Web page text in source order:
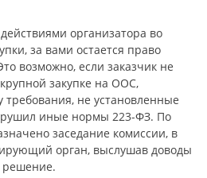
организатора во
за вами остается право
возможно, если заказчик не
закупке на ООС,
требования, не установленные
иные нормы 223-ФЗ. По
заседание комиссии, в
орган, выслушав доводы
решение.